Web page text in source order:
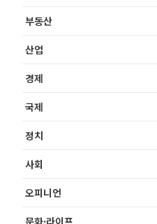
부동산
산업
경제
국제
정치
사회
오피니언
문화·라이프